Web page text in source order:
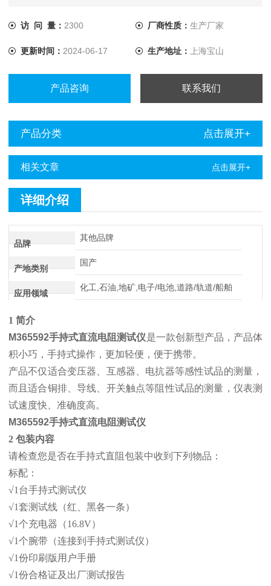
压器，由于低压线圈采用铜箔绕制，电阻值极低，对此本仪器
访 问 量： 2300 厂商性质： 生产厂家
更新时间： 2024-06-17 生产地址： 上海宝山
产品咨询 联系我们
产品分类 点击展开+
相关文章 点击展开+
详细介绍
品牌
其他品牌
产地类别
国产
应用领域
化工,石油,地矿,电子/电池,道路/轨道/船舶
1 简介
M365592手持式直流电阻测试仪是一款创新型产品，产品体
积小巧，手持式操作，更加轻便，便于携带。
产品不仅适合变压器、互感器、电抗器等感性试品的测量，
而且适合铜排、导线、开关触点等阻性试品的测量，仪表测
试速度快、准确度高。
M365592手持式直流电阻测试仪
2 包装内容
请检查您是否在手持式直阻包装中收到下列物品：
标配：
√1台手持式测试仪
√1套测试线（红、黑各一条）
√1个充电器（16.8V）
√1个腕带（连接到手持式测试仪）
√1份印刷版用户手册
√1份合格证及出厂测试报告